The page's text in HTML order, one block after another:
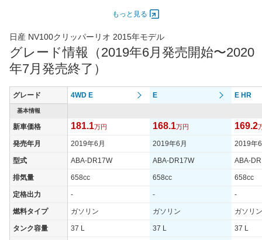
47.00 [64]/ 6,000 47.00 [64]/ 6,000
最高トルク 95 [9.7]/ 4,400 95 [9.7]/ 4,400
過給機 TB TB TB
タイヤ
(前)
165/60R14 75H 165/60R14 75H 165/
タイヤサイズ
(後)
街地)
11.4km/L 11.4km/L 11.4km/
WLTCモード(郊
外)
WLTCモード(高
14km/L 14km/L 14km/L
もっと見る
日産 NV100クリッパーリオ 2015年モデル
グレード情報（2019年6月発売開始〜2020
年7月発売終了）
グレード 4WD E E E HR
基本情報
新車価格 181.1万円 168.1万円 169.2
発売年月 2019年6月 2019年6月 2019年
型式 ABA-DR17W ABA-DR17W ABA-
排気量 658cc 658cc 658cc
定格出力 - - -
燃料タイプ ガソリン ガソリン ガソリン
タンク容量 37 L 37 L 37 L